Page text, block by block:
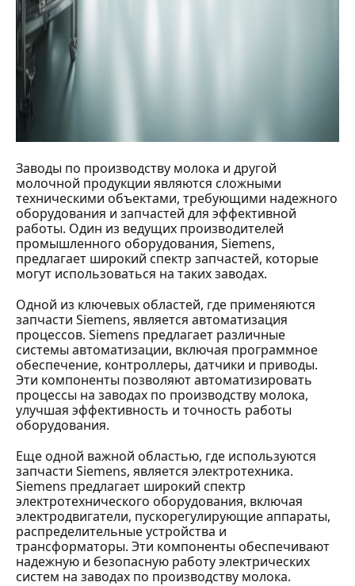
Заводы по производству молока и другой
молочной продукции являются сложными
техническими объектами, требующими надежного
оборудования и запчастей для эффективной
работы. Один из ведущих производителей
промышленного оборудования, Siemens,
предлагает широкий спектр запчастей, которые
могут использоваться на таких заводах.
Одной из ключевых областей, где применяются
запчасти Siemens, является автоматизация
процессов. Siemens предлагает различные
системы автоматизации, включая программное
обеспечение, контроллеры, датчики и приводы.
Эти компоненты позволяют автоматизировать
процессы на заводах по производству молока,
улучшая эффективность и точность работы
оборудования.
Еще одной важной областью, где используются
запчасти Siemens, является электротехника.
Siemens предлагает широкий спектр
электротехнического оборудования, включая
электродвигатели, пускорегулирующие аппараты,
распределительные устройства и
трансформаторы. Эти компоненты обеспечивают
надежную и безопасную работу электрических
систем на заводах по производству молока.